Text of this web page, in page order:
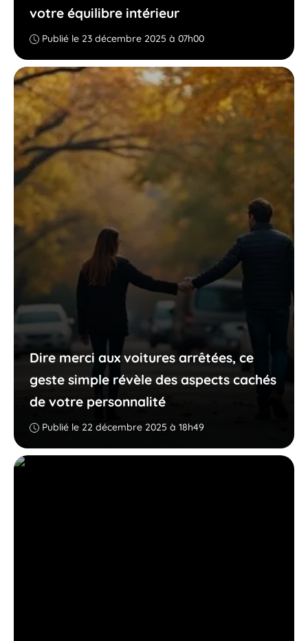
votre équilibre intérieur
Publié le 23 décembre 2025 à 07h00
Dire merci aux voitures arrêtées, ce
geste simple révèle des aspects cachés
de votre personnalité
Publié le 22 décembre 2025 à 18h49